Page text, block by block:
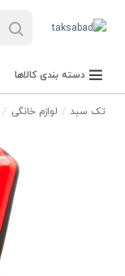
دسته بندی کالاها
تک سبد لوازم خانگی